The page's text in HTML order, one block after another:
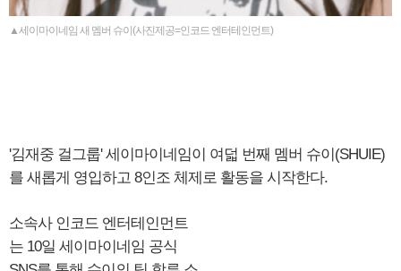
▲세이마이네임 새 멤버 슈이(사진제공=인코드 엔터테인먼트)
'김재중 걸그룹' 세이마이네임이 여덟 번째 멤버 슈이(SHUIE)
를 새롭게 영입하고 8인조 체제로 활동을 시작한다.
소속사 인코드 엔터테인먼트
는 10일 세이마이네임 공식